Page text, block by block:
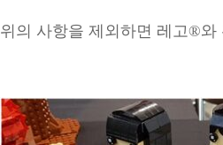
위의 사항을 제외하면 레고®와